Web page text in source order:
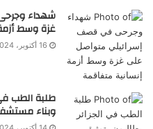
شهداء
غزة وسط
16 أكتوبر، 2024
طلبة الطب
وبناء